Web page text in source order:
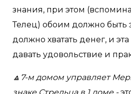
знания, при этом
Телец) обоим должно быть
должно хватать денег, и
давать удовольствие и
🔼7-м домом управляет